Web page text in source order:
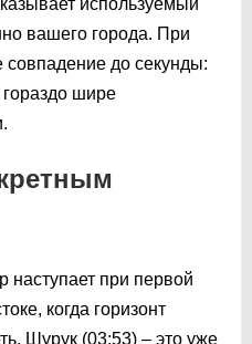
вашего города. При
совпадение до секунды:
шире
наступает при первой
когда горизонт
Шурук (03:53) – это уже